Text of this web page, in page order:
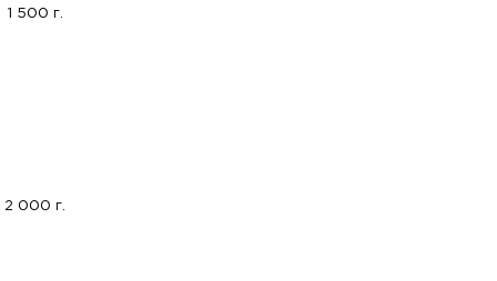
1 500 г.
2 000 г.